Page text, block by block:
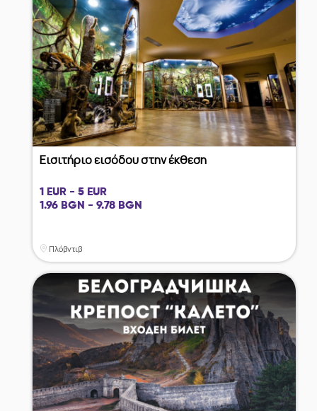
Εισιτήριο εισόδου στην έκθεση
1 EUR - 5 EUR
1.96 BGN - 9.78 BGN
Πλόβντιβ